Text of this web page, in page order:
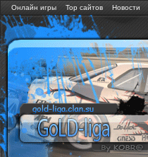
Онлайн игры Тор сайтов Новости